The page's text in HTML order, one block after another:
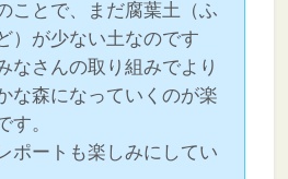
ことで、まだ腐葉土（ふ
）が少ない土なのです
なさんの取り組みでより
な森になっていくのが楽
す。
ポートも楽しみにしてい